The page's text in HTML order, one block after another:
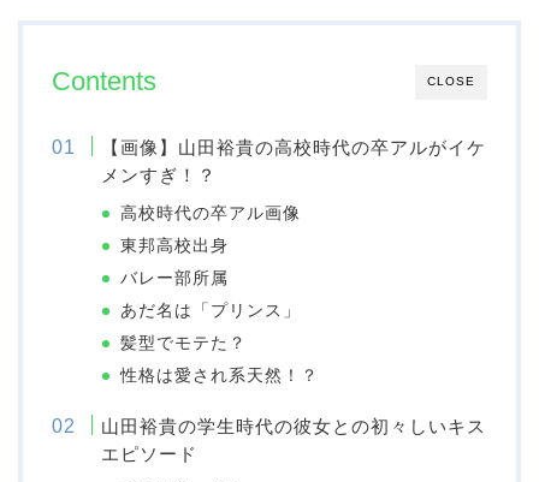
CLOSE
Contents
【画像】山田裕貴の高校時代の卒アルがイケ
メンすぎ！？
高校時代の卒アル画像
東邦高校出身
バレー部所属
あだ名は「プリンス」
髪型でモテた？
性格は愛され系天然！？
山田裕貴の学生時代の彼女との初々しいキス
エピソード